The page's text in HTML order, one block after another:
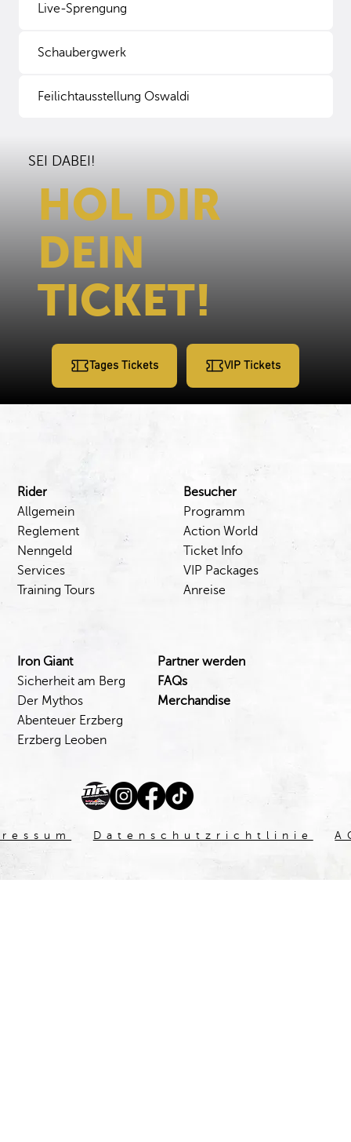
Live-Sprengung
Schaubergwerk
Feilichtausstellung Oswaldi
SEI DABEI!
HOL DIR
DEIN
TICKET!
Tages Tickets VIP Tickets
Datenschutzrichtlinie
Rider
Allgemein
Reglement
Nenngeld
Services
Training Tours
Besucher
Programm
Action World
Ticket Info
VIP Packages
Anreise
Iron Giant
Sicherheit am Berg
Der Mythos
Abenteuer Erzberg
Erzberg Leoben
Partner werden
FAQs
Merchandise